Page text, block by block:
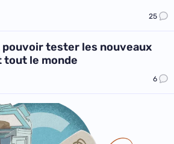
25
tester les nouveaux
tout le monde
6